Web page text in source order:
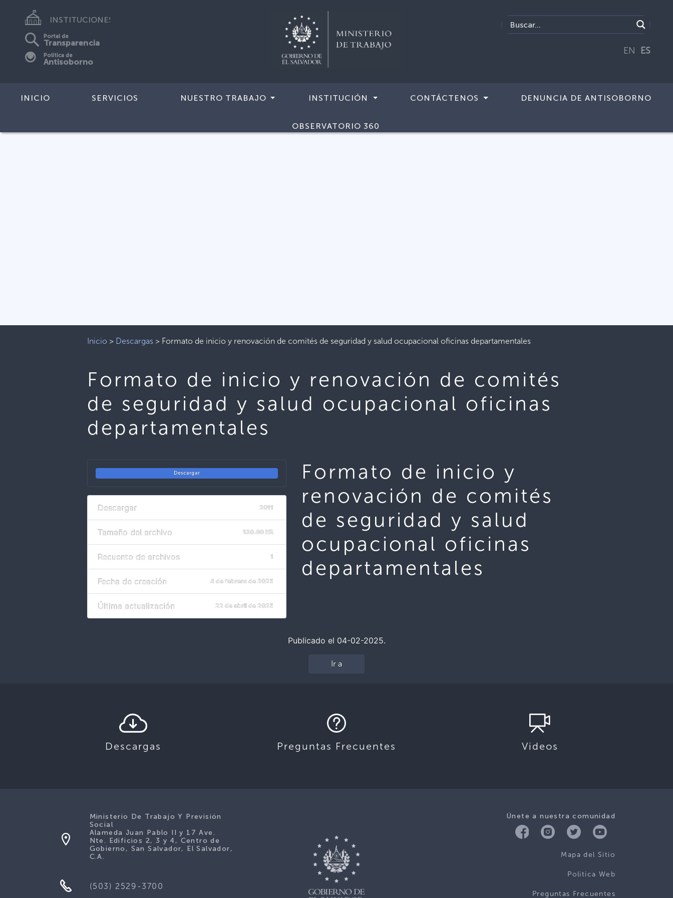
INSTITUCIONES
Portal de
Transparencia
Política de
Antisoborno
EN ES
INICIO SERVICIOS NUESTRO TRABAJO INSTITUCIÓN CONTÁCTENOS DENUNCIA DE ANTISOBORNO
OBSERVATORIO 360
Inicio > Descargas > Formato de inicio y renovación de comités de seguridad y salud ocupacional oficinas departamentales
Formato de inicio y renovación de comités
de seguridad y salud ocupacional oficinas
departamentales
Descargar
Descargar 2011
Tamaño del archivo 130.00 KB
Recuento de archivos 1
Fecha de creación 4 de febrero de 2025
Última actualización 22 de abril de 2025
Formato de inicio y
renovación de comités
de seguridad y salud
ocupacional oficinas
departamentales
Publicado el 04-02-2025.
Ir a
Descargas Preguntas Frecuentes Videos
Únete a nuestra comunidad
Mapa del Sitio
Politica Web
Preguntas Frecuentes
Ministerio De Trabajo Y Previsión
Social
Alameda Juan Pablo II y 17 Ave.
Nte. Edificios 2, 3 y 4, Centro de
Gobierno, San Salvador, El Salvador,
C.A.
(503) 2529-3700